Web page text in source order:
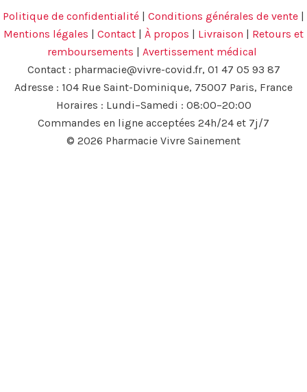
Politique de confidentialité | Conditions générales de vente |
Mentions légales | Contact | À propos | Livraison | Retours et
remboursements | Avertissement médical
Contact : pharmacie@vivre-covid.fr, 01 47 05 93 87
Adresse : 104 Rue Saint-Dominique, 75007 Paris, France
Horaires : Lundi–Samedi : 08:00–20:00
Commandes en ligne acceptées 24h/24 et 7j/7
© 2026 Pharmacie Vivre Sainement